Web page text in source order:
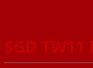
SGD TW11